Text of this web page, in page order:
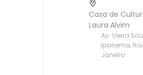
Casa de
Laura Alvim
Av. Vieira
Ipanema,
Janeiro